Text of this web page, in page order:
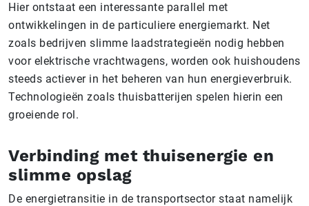
Hier ontstaat een interessante parallel met
ontwikkelingen in de particuliere energiemarkt. Net
zoals bedrijven slimme laadstrategieën nodig hebben
voor elektrische vrachtwagens, worden ook huishoudens
steeds actiever in het beheren van hun energieverbruik.
Technologieën zoals thuisbatterijen spelen hierin een
groeiende rol.
Verbinding met thuisenergie en
slimme opslag
De energietransitie in de transportsector staat namelijk